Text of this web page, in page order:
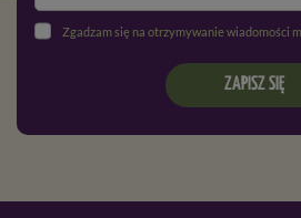
Zgadzam się na otrzymywanie wiadomości marketingowych na podany adres e-
ZAPISZ SIĘ